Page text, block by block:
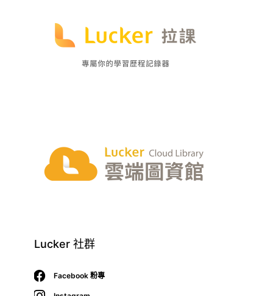
Lucker 社群
Facebook 粉專